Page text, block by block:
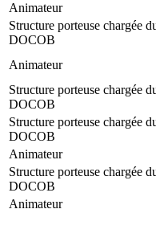
Animateur
Structure porteuse chargée
DOCOB
Animateur
Structure porteuse chargée
DOCOB
Structure porteuse chargée
DOCOB
Animateur
Structure porteuse chargée
DOCOB
Animateur